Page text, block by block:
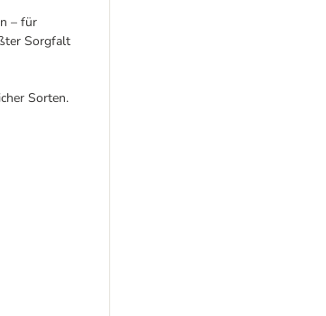
– für
Sorgfalt
Sorten.